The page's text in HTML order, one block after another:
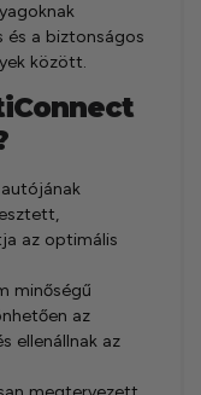
és a biztonságos
között.
az optimális
minőségű
az
ellenállnak az